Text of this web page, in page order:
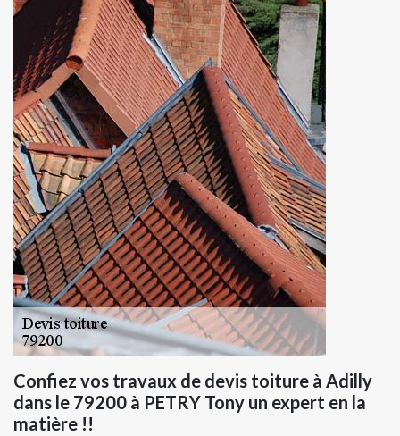
Confiez vos travaux de devis toiture à Adilly
dans le 79200 à PETRY Tony un expert en la
matière !!